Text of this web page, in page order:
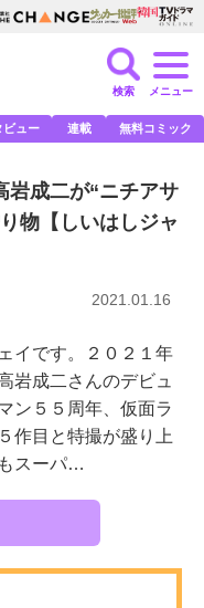
検索 メニュー
ビュー 連載 無料コミック
岩成二が“ニチアサ
物【しいはしジャ
2021.01.16
イです。２０２１年
岩成二さんのデビュ
ン５５周年、仮面ラ
作目と特撮が盛り上
スーパ…